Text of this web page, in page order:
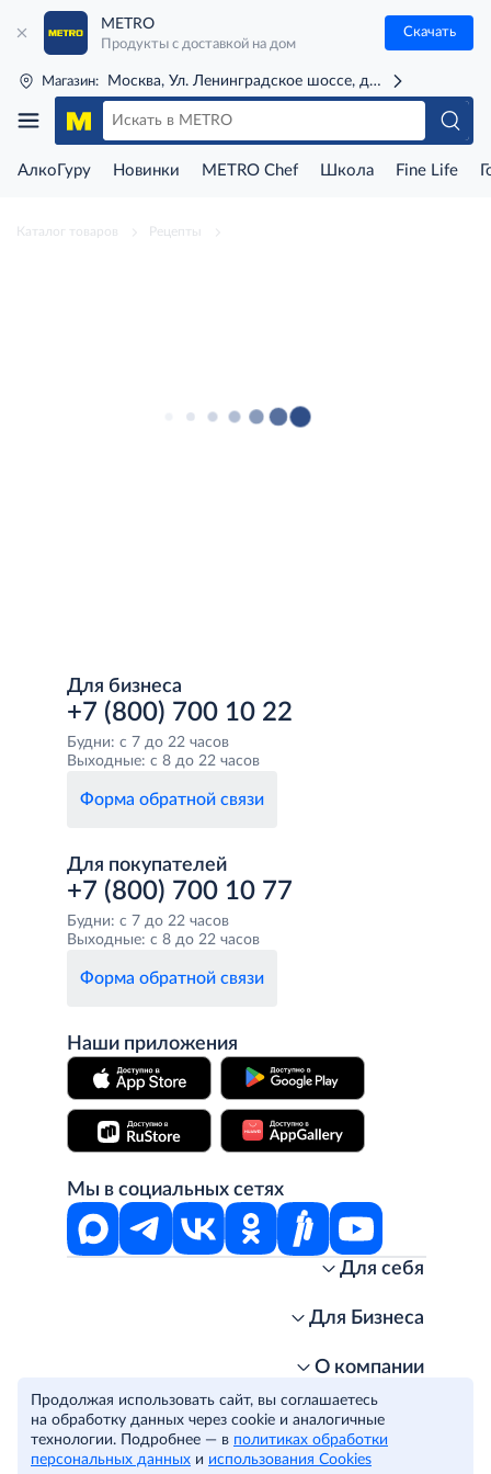
METRO
Продукты с доставкой на дом
Скачать
Магазин: Москва, Ул. Ленинградское шоссе, д. 71Г (м. Речной
АлкоГуру Новинки METRO Chef Школа Fine Life
Каталог товаров Рецепты
Для бизнеса
+7 (800) 700 10 22
Будни: с 7 до 22 часов
Выходные: с 8 до 22 часов
Форма обратной связи
Для покупателей
+7 (800) 700 10 77
Будни: с 7 до 22 часов
Выходные: с 8 до 22 часов
Форма обратной связи
Наши приложения
Мы в социальных сетях
Для себя
Стань клиентом METRO
Подарочные карты. Активация и баланс
Скидка за подписку
Часто задаваемые вопросы
Для Бизнеса
Получить карту для бизнеса
Для магазинов
Для гостинично-ресторанного бизнеса
Для офисов и предприятий
О компании
Карьера
Пресс-центр
Программа METRO Potentials
Условия и соглашения
Политика конфиденциальности
Правовая информация
© METRO Cash and Carry Russia, 2026
Продолжая использовать сайт, вы соглашаетесь
на обработку данных через cookie и аналогичные
технологии. Подробнее — в политиках обработки
персональных данных и использования Cookies